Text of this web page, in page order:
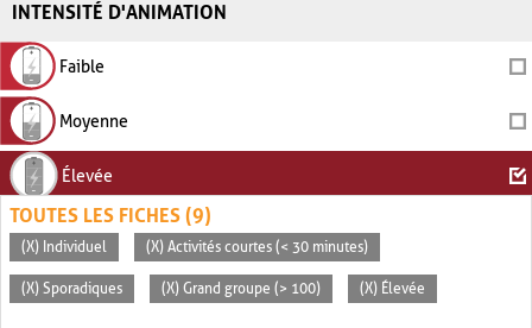
INTENSITÉ D'ANIMATION
Faible
Moyenne
Élevée
TOUTES LES FICHES (9)
(X) Individuel (X) Activités courtes (< 30 minutes)
(X) Sporadiques (X) Grand groupe (> 100) (X) Élevée